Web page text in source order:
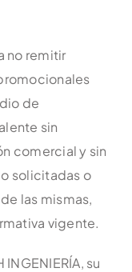
no remitir
de
sin
comercial y sin
solicitadas o
las mismas,
vigente.
su